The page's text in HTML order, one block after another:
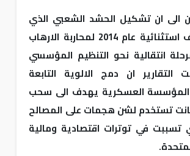
الى ان تشكيل الحشد الشعبي الذي
جاء في ظروف استثنائية عام 2014 لمحاربة الارهاب
انتقالية نحو التنظيم المؤسسي
التقارير ان دمج الالوية التابعة
العسكرية يهدف الى سحب
كانت تستخدم لشن هجمات على المصالح
تسببت في توترات اقتصادية ومالية